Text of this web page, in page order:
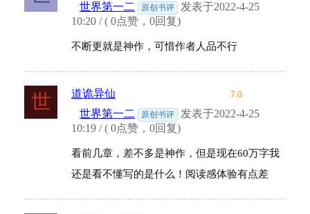
世界第一二 原创书评
发表于2022-4-25
10:20 / ( 0点赞，0回复)
不断更就是神作，可惜作者人品不行
世 道诡异仙 7.0
世界第一二 原创书评
发表于2022-4-25
10:19 / ( 0点赞，0回复)
看前几章，差不多是神作，但是现在60万字我
还是看不懂写的是什么！阅读感体验有点差